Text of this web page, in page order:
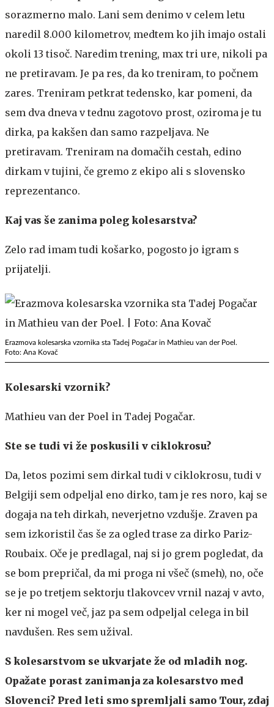
sorazmerno malo. Lani sem denimo v celem letu
naredil 8.000 kilometrov, medtem ko jih imajo ostali
okoli 13 tisoč. Naredim trening, max tri ure, nikoli pa
ne pretiravam. Je pa res, da ko treniram, to počnem
zares. Treniram petkrat tedensko, kar pomeni, da
sem dva dneva v tednu zagotovo prost, oziroma je tu
dirka, pa kakšen dan samo razpeljava. Ne
pretiravam. Treniram na domačih cestah, edino
dirkam v tujini, če gremo z ekipo ali s slovensko
reprezentanco.
Kaj vas še zanima poleg kolesarstva?
Zelo rad imam tudi košarko, pogosto jo igram s
prijatelji.
Erazmova kolesarska vzornika sta Tadej Pogačar in Mathieu van der Poel.
Foto: Ana Kovač
Kolesarski vzornik?
Mathieu van der Poel in Tadej Pogačar.
Ste se tudi vi že poskusili v ciklokrosu?
Da, letos pozimi sem dirkal tudi v ciklokrosu, tudi v
Belgiji sem odpeljal eno dirko, tam je res noro, kaj se
dogaja na teh dirkah, neverjetno vzdušje. Zraven pa
sem izkoristil čas še za ogled trase za dirko Pariz-
Roubaix. Oče je predlagal, naj si jo grem pogledat, da
se bom prepričal, da mi proga ni všeč (smeh), no, oče
se je po tretjem sektorju tlakovcev vrnil nazaj v avto,
ker ni mogel več, jaz pa sem odpeljal celega in bil
navdušen. Res sem užival.
S kolesarstvom se ukvarjate že od mladih nog.
Opažate porast zanimanja za kolesarstvo med
Slovenci? Pred leti smo spremljali samo Tour, zdaj